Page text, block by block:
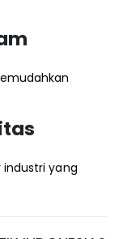
industri yang